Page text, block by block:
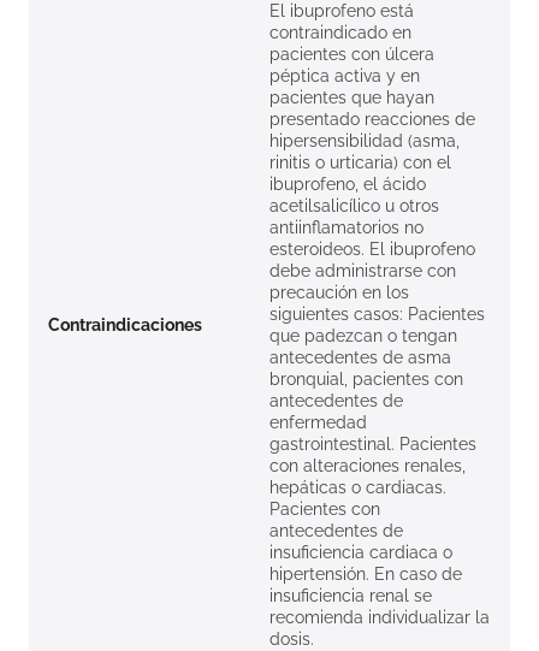
Contraindicaciones
El ibuprofeno está
contraindicado en
pacientes con úlcera
péptica activa y en
pacientes que hayan
presentado reacciones de
hipersensibilidad (asma,
rinitis o urticaria) con el
ibuprofeno, el ácido
acetilsalicílico u otros
antiinflamatorios no
esteroideos. El ibuprofeno
debe administrarse con
precaución en los
siguientes casos: Pacientes
que padezcan o tengan
antecedentes de asma
bronquial, pacientes con
antecedentes de
enfermedad
gastrointestinal. Pacientes
con alteraciones renales,
hepáticas o cardiacas.
Pacientes con
antecedentes de
insuficiencia cardiaca o
hipertensión. En caso de
insuficiencia renal se
recomienda individualizar la
dosis.